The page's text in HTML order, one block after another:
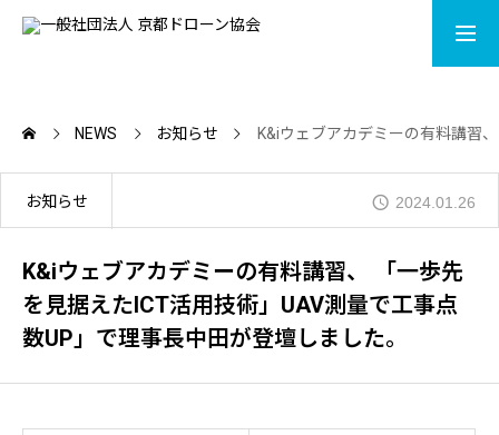
ACADEMY
DRONE SHOP
NEWS お知らせ K&iウェブアカデミーの有料講習
お知らせ 2024.01.26
K&iウェブアカデミーの有料講習、 「一歩先
を見据えたICT活用技術」UAV測量で工事点
数UP」で理事長中田が登壇しました。